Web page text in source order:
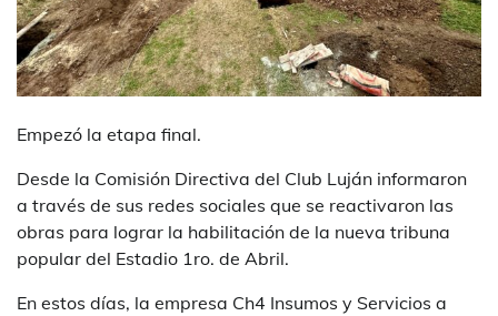
Empezó la etapa final.
Desde la Comisión Directiva del Club Luján informaron
a través de sus redes sociales que se reactivaron las
obras para lograr la habilitación de la nueva tribuna
popular del Estadio 1ro. de Abril.
En estos días, la empresa Ch4 Insumos y Servicios a